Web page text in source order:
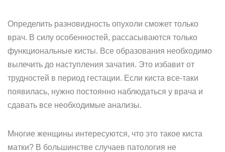
Определить разновидность опухоли сможет только
врач. В силу особенностей, рассасываются только
функциональные кисты. Все образования необходимо
вылечить до наступления зачатия. Это избавит от
трудностей в период гестации. Если киста все-таки
появилась, нужно постоянно наблюдаться у врача и
сдавать все необходимые анализы.
Многие женщины интересуются, что это такое киста
матки? В большинстве случаев патология не